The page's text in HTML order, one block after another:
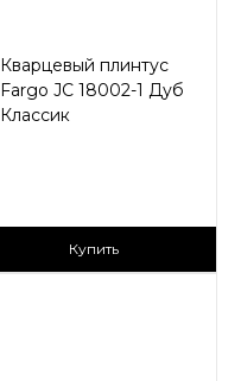
Кварцевый плинтус
Fargo JC 18002-1 Дуб
Классик
Купить